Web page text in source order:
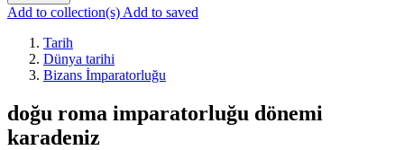
Add to collection(s) Add to saved
Tarih
Dünya tarihi
Bizans İmparatorluğu
doğu roma imparatorluğu dönemi
karadeniz